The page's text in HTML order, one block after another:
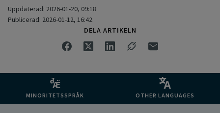
Uppdaterad: 2026-01-20, 09:18
Publicerad: 2026-01-12, 16:42
DELA ARTIKELN
MINORITETSSPRÅK OTHER LANGUAGES